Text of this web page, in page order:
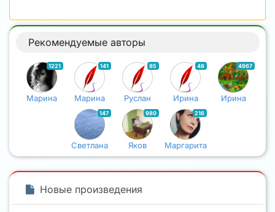
Рекомендуемые авторы
1221
Марина
141
Марина
85
Руслан
48
Ирина
4967
Ирина
147
Светлана
980
Яков
216
Маргарита
Новые произведения